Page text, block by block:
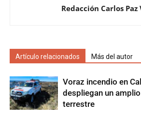
Redacción Carlos Paz
Artículo relacionados Más del autor
Voraz incendio en
despliegan un
terrestre